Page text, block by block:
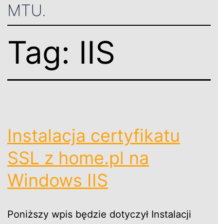
MTU.
Tag: IIS
Instalacja certyfikatu
SSL z home.pl na
Windows IIS
Poniższy wpis będzie dotyczył Instalacji